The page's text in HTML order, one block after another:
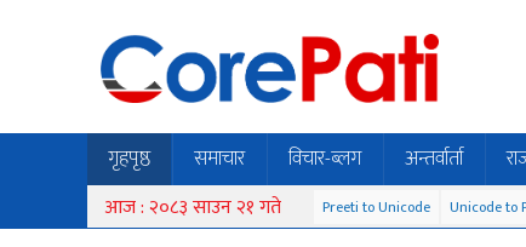
गृहपृष्ठ समाचार विचार-ब्लग अन्तर्वार्ता
आज : २०८३ साउन २१ गते Preeti to Unicode Unicode to